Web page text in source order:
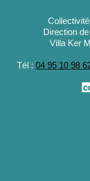
Direction
Villa Ker
Tél : 04 95 10 98